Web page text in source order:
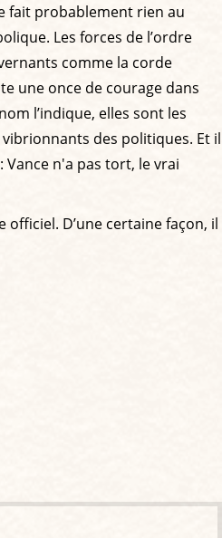
fait probablement rien au
Les forces de l’ordre
comme la corde
une once de courage dans
l’indique, elles sont les
vibrionnants des politiques. Et il
n'a pas tort, le vrai
D’une certaine façon, il